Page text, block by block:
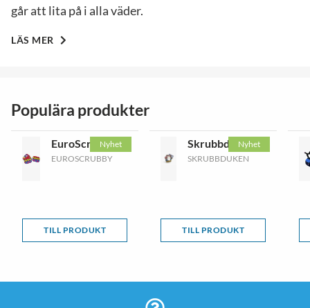
går att lita på i alla väder.
LÄS MER
Populära produkter
Nyhet
EuroScrubby
EUROSCRUBBY
TILL PRODUKT
Nyhet
Skrubbduken
SKRUBBDUKEN
TILL PRODUKT